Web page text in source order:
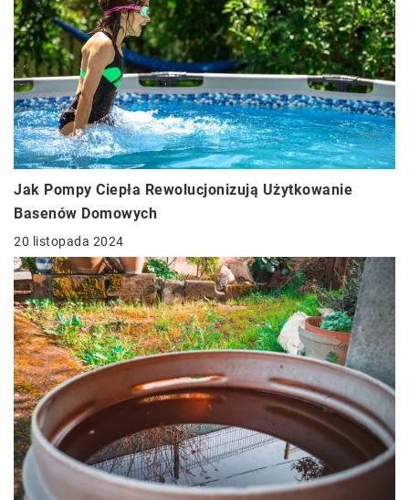
Jak Pompy Ciepła Rewolucjonizują Użytkowanie
Basenów Domowych
20 listopada 2024